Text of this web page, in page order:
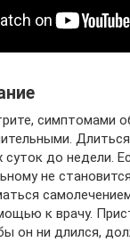
симптомами
до недели.
не
к врачу.
он ни длился,